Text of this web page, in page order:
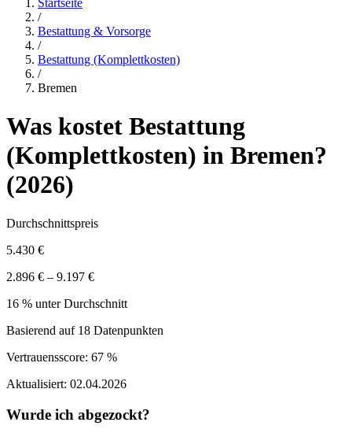
Startseite
/
Bestattung & Vorsorge
/
Bestattung (Komplettkosten)
/
Bremen
Was kostet Bestattung
(Komplettkosten) in Bremen?
(2026)
Durchschnittspreis
5.430 €
2.896 € – 9.197 €
16 % unter Durchschnitt
Basierend auf 18 Datenpunkten
Vertrauensscore: 67 %
Aktualisiert: 02.04.2026
Wurde ich abgezockt?